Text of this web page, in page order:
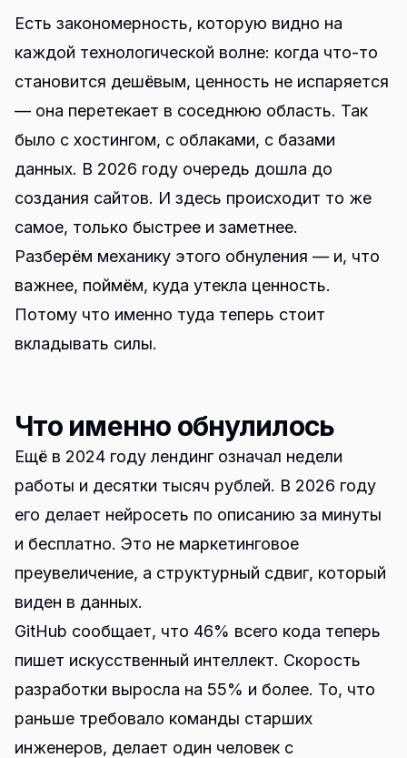
Есть закономерность, которую видно на
каждой технологической волне: когда что-то
становится дешёвым, ценность не испаряется
— она перетекает в соседнюю область. Так
было с хостингом, с облаками, с базами
данных. В 2026 году очередь дошла до
создания сайтов. И здесь происходит то же
самое, только быстрее и заметнее.
Разберём механику этого обнуления — и, что
важнее, поймём, куда утекла ценность.
Потому что именно туда теперь стоит
вкладывать силы.
Что именно обнулилось
Ещё в 2024 году лендинг означал недели
работы и десятки тысяч рублей. В 2026 году
его делает нейросеть по описанию за минуты
и бесплатно. Это не маркетинговое
преувеличение, а структурный сдвиг, который
виден в данных.
GitHub сообщает, что 46% всего кода теперь
пишет искусственный интеллект. Скорость
разработки выросла на 55% и более. То, что
раньше требовало команды старших
инженеров, делает один человек с